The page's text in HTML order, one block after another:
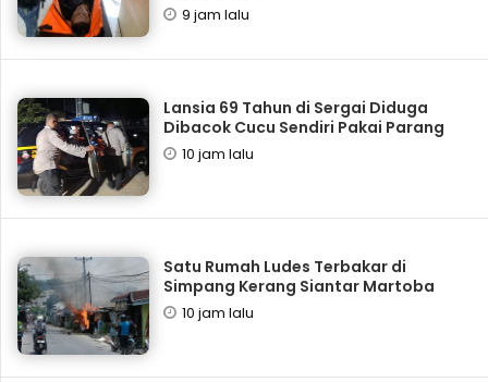
9 jam lalu
Lansia 69 Tahun di Sergai Diduga
Dibacok Cucu Sendiri Pakai Parang
10 jam lalu
Satu Rumah Ludes Terbakar di
Simpang Kerang Siantar Martoba
10 jam lalu